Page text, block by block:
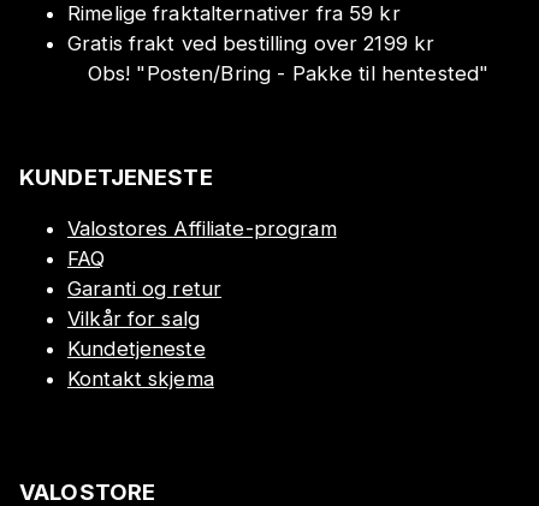
Rimelige fraktalternativer fra 59 kr
Gratis frakt ved bestilling over 2199 kr
Obs! "Posten/Bring - Pakke til hentested"
KUNDETJENESTE
Valostores Affiliate-program
FAQ
Garanti og retur
Vilkår for salg
Kundetjeneste
Kontakt skjema
VALOSTORE